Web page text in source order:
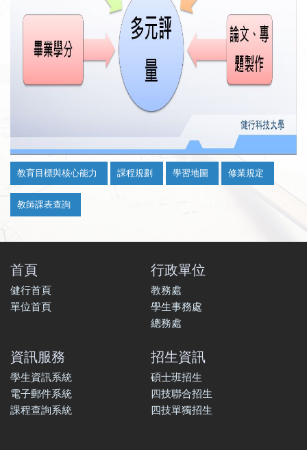
教育目標與核心能力 課程規劃 學習地圖 修業規定
教師課表查詢
首頁
健行首頁
單位首頁
行政單位
教務處
學生事務處
總務處
資訊服務
學生資訊系統
電子郵件系統
課程查詢系統
招生資訊
碩士班招生
四技聯合招生
四技單獨招生